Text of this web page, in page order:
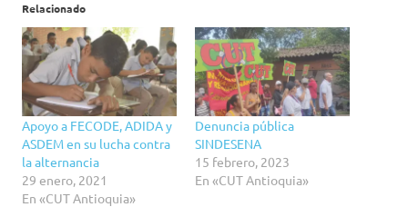
Relacionado
Apoyo a FECODE, ADIDA y
ASDEM en su lucha contra
la alternancia
29 enero, 2021
En «CUT Antioquia»
Denuncia pública
SINDESENA
15 febrero, 2023
En «CUT Antioquia»